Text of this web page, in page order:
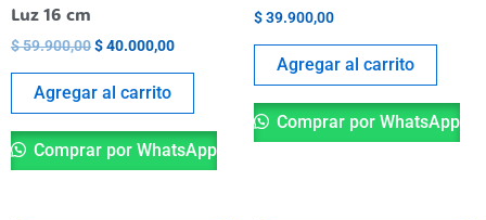
Luz 16 cm
$59.900,00$40.000,00
Agregar al carrito
Comprar por WhatsApp
$39.900,00
Agregar al carrito
Comprar por WhatsApp